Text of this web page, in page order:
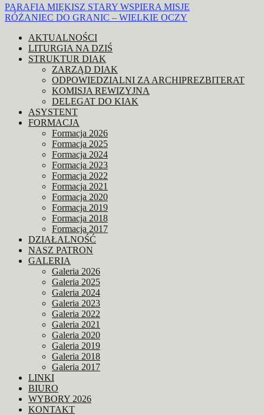
Nawigacja
wpisu
PARAFIA MIĘKISZ STARY WSPIERA MISJE
RÓŻANIEC DO GRANIC – WIELKIE OCZY
AKTUALNOŚCI
LITURGIA NA DZIŚ
STRUKTUR DIAK
ZARZĄD DIAK
ODPOWIEDZIALNI ZA ARCHIPREZBITERAT
KOMISJA REWIZYJNA
DELEGAT DO KIAK
ASYSTENT
FORMACJA
Formacja 2026
Formacja 2025
Formacja 2024
Formacja 2023
Formacja 2022
Formacja 2021
Formacja 2020
Formacja 2019
Formacja 2018
Formacja 2017
DZIAŁALNOŚĆ
NASZ PATRON
GALERIA
Galeria 2026
Galeria 2025
Galeria 2024
Galeria 2023
Galeria 2022
Galeria 2021
Galeria 2020
Galeria 2019
Galeria 2018
Galeria 2017
LINKI
BIURO
WYBORY 2026
KONTAKT